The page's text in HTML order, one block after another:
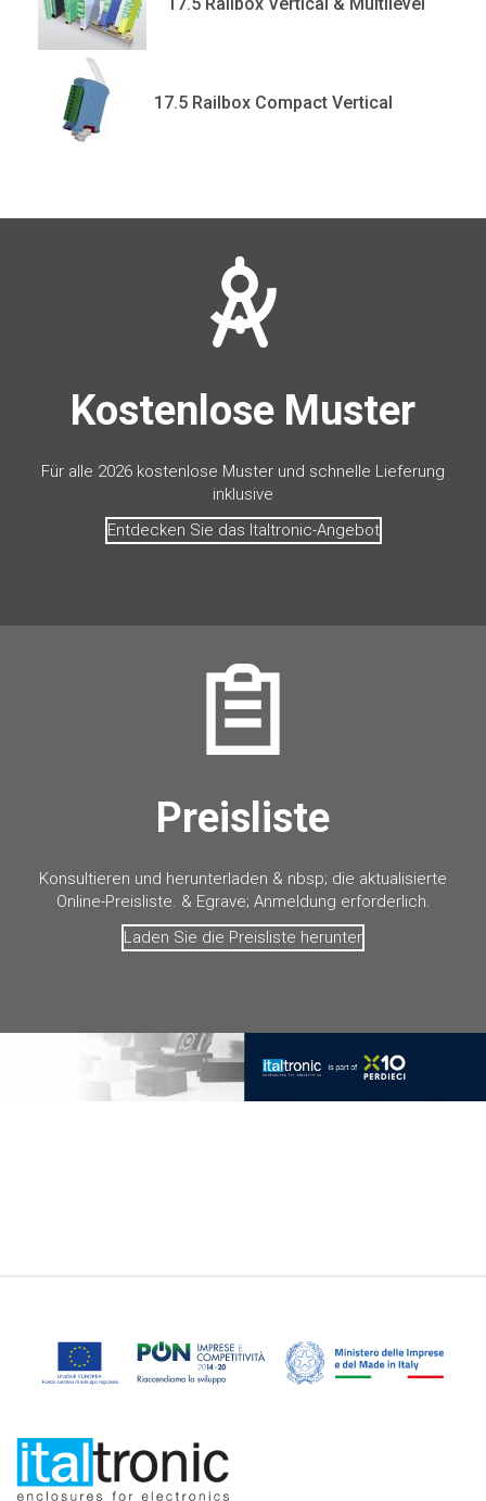
17.5 Railbox Compact Vertical
Kostenlose Muster
Für alle 2026 kostenlose Muster und schnelle Lieferung
inklusive
Entdecken Sie das Italtronic-Angebot
Preisliste
Konsultieren und herunterladen & nbsp; die aktualisierte
Online-Preisliste. & Egrave; Anmeldung erforderlich.
Laden Sie die Preisliste herunter